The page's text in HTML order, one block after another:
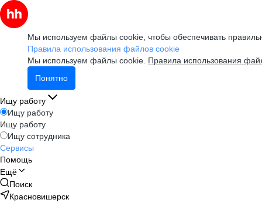
Мы используем файлы cookie, чтобы обеспечивать
Правила использования файлов cookie
Мы используем файлы cookie. Правила использования
Понятно
Ищу работу
Ищу работу
Ищу работу
Ищу сотрудника
Сервисы
Помощь
Ещё
Поиск
Красновишерск